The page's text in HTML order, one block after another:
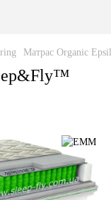
Матрас Organic